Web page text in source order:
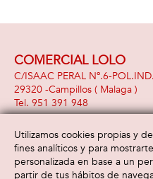
COMERCIAL LOLO
C/ISAAC PERAL Nº.6-
29320 -Campillos ( Malaga )
951 391 948
Información
Aviso legal
Utilizamos cookies propias y
fines analíticos y para
personalizada en base a un
partir de tus hábitos de